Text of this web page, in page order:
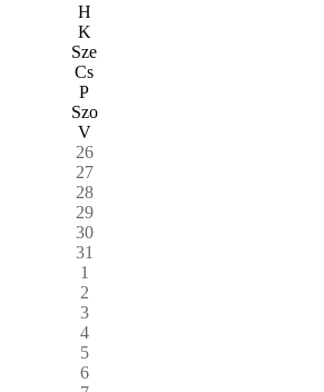
H
K
Sze
Cs
P
Szo
V
26
27
28
29
30
31
1
2
3
4
5
6